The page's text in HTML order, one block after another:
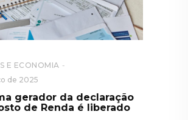
E ECONOMIA
de 2025
gerador da declaração
de Renda é liberado